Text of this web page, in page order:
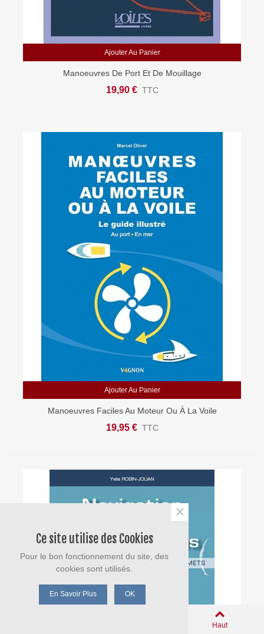
Ajouter Au Panier
Manoeuvres De Port Et De Mouillage
19,90 € TTC
Ajouter Au Panier
Manoeuvres Faciles Au Moteur Ou À La Voile
19,95 € TTC
Haut
Ce site utilise des Cookies
Pour le bon fonctionnement du site, des
cookies sont utilisés.
En Savoir Plus OK
×